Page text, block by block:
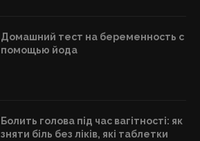
Домашний тест на беременность с
помощью йода
Болить голова під час вагітності: як
зняти біль без ліків, які таблетки